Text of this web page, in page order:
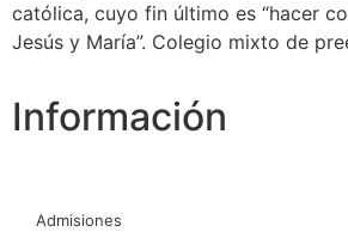
católica, cuyo fin último es “hacer
Jesús y María”. Colegio mixto de
Información
Admisiones